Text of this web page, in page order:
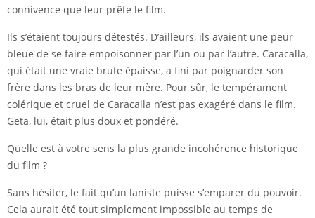
connivence que leur prête le film.
Ils s’étaient toujours détestés. D’ailleurs, ils avaient une peur
bleue de se faire empoisonner par l’un ou par l’autre. Caracalla,
qui était une vraie brute épaisse, a fini par poignarder son
frère dans les bras de leur mère. Pour sûr, le tempérament
colérique et cruel de Caracalla n’est pas exagéré dans le film.
Geta, lui, était plus doux et pondéré.
Quelle est à votre sens la plus grande incohérence historique
du film ?
Sans hésiter, le fait qu’un laniste puisse s’emparer du pouvoir.
Cela aurait été tout simplement impossible au temps de